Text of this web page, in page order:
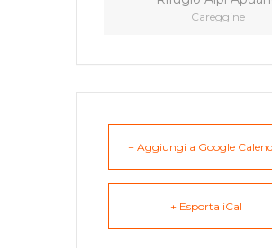
Careggine
+ Aggiungi a Google
+ Esporta iCal